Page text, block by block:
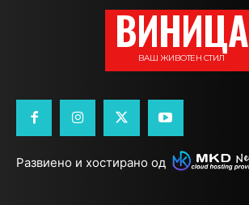
ВИНИЦА
ВАШ ЖИВОТЕН СТИЛ
Развиено и хостирано од